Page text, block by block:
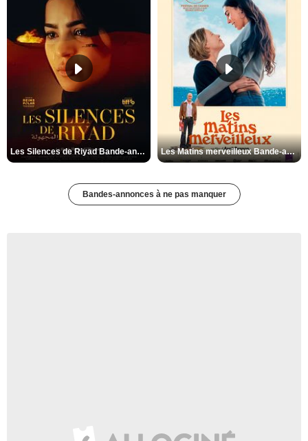
Les Silences de Riyad Bande-annonce VO STFR Les Matins merveilleux Bande-annonce VF
Bandes-annonces à ne pas manquer